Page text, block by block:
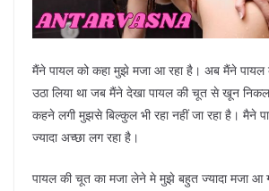
मैंने पायल को कहा मुझे मजा आ रहा है। अब मैंने पायल
उठा लिया था जब मैंने देखा पायल की चूत से खून
कहने लगी मुझसे बिल्कुल भी रहा नहीं जा रहा है। मैने
ज्यादा अच्छा लग रहा है।
पायल की चूत का मजा लेने मे मुझे बहुत ज्यादा मजा आ